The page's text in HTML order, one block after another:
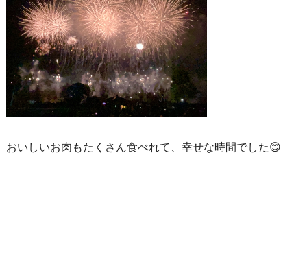
おいしいお肉もたくさん食べれて、幸せな時間でした😊